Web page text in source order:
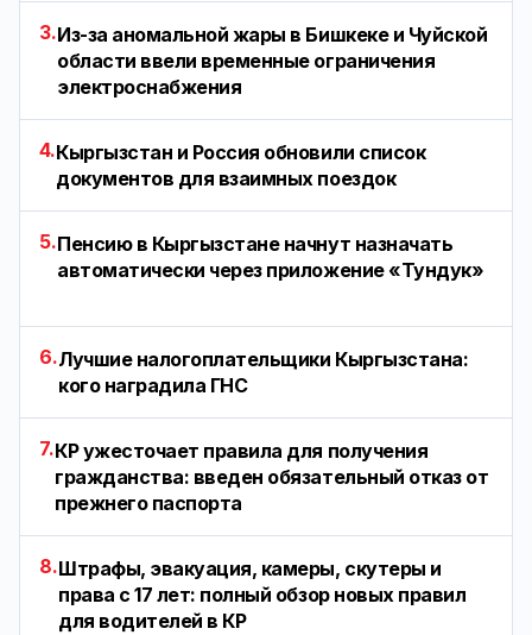
3.Из-за аномальной жары в Бишкеке и Чуйской
области ввели временные ограничения
электроснабжения
4.Кыргызстан и Россия обновили список
документов для взаимных поездок
5.Пенсию в Кыргызстане начнут назначать
автоматически через приложение «Тундук»
6.Лучшие налогоплательщики Кыргызстана:
кого наградила ГНС
7.КР ужесточает правила для получения
гражданства: введен обязательный отказ от
прежнего паспорта
8.Штрафы, эвакуация, камеры, скутеры и
права с 17 лет: полный обзор новых правил
для водителей в КР